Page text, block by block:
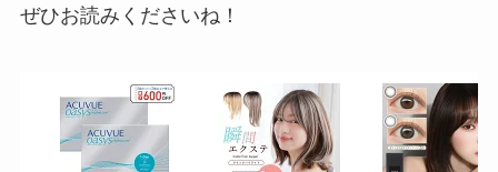
ぜひお読みくださいね！